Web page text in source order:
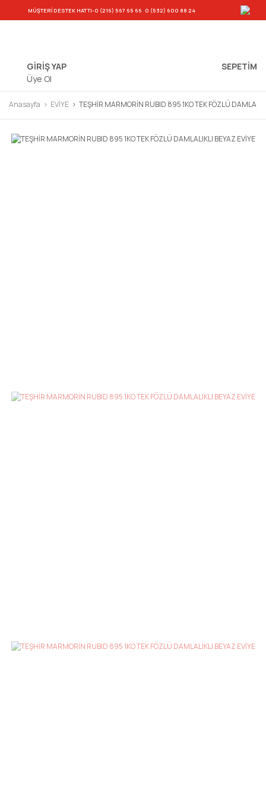
MÜŞTERİ DESTEK HATTI-0 (216) 567 65 66-0 (532) 600 88 24
GİRİŞ YAP
Üye Ol
SEPETIM
Anasayfa EVİYE TEŞHİR MARMORİN RUBID 895 1KO TEK FÖZLÜ